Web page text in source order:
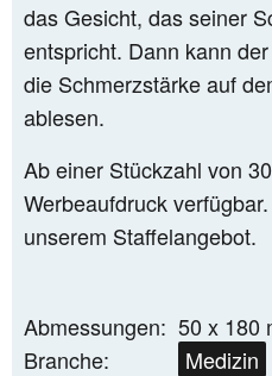
STAHLBAU
das Gesicht, das seiner
entspricht. Dann kann
die Schmerzstärke auf
ablesen.
Ab einer Stückzahl von
Werbeaufdruck
unserem Staffelangebot.
Abmessungen: 50 x 180
Branche:
Medizin